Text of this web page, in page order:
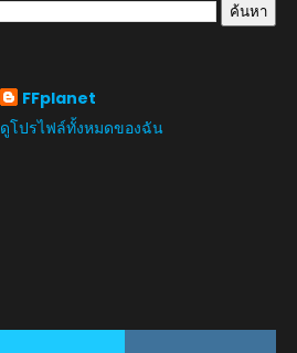
FFplanet
ดูโปรไฟล์ทั้งหมดของฉัน